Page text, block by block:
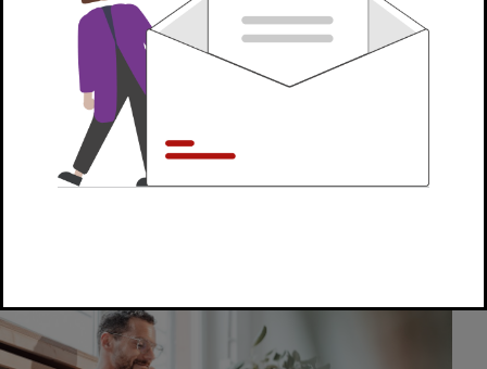
Mit dem digitalen Arbeitgeberservice der Minijob-
übermitteln Sie Informationen, fordern
Dokumente an oder nutzen unseren Minijob-
Checker für Haushalte. Hier finden Sie alle Online-
Services für private und gewerbliche Arbeitgeber
im Überblick.